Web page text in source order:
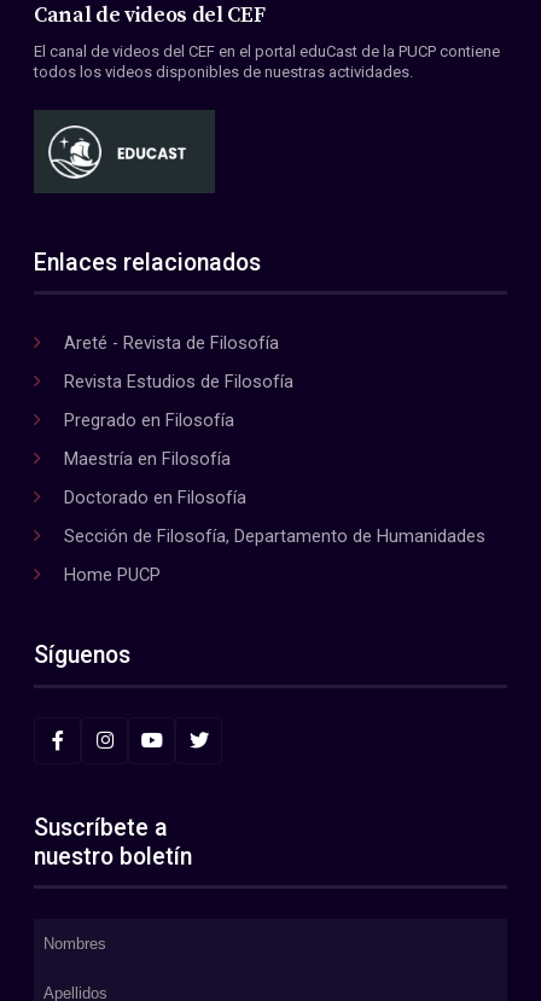
Canal de videos del CEF
El canal de videos del CEF en el portal eduCast de la PUCP contiene
todos los videos disponibles de nuestras actividades.
Enlaces relacionados
Areté - Revista de Filosofía
Revista Estudios de Filosofía
Pregrado en Filosofía
Maestría en Filosofía
Doctorado en Filosofía
Sección de Filosofía, Departamento de Humanidades
Home PUCP
Síguenos
Suscríbete a
nuestro boletín